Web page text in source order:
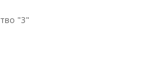
"3"